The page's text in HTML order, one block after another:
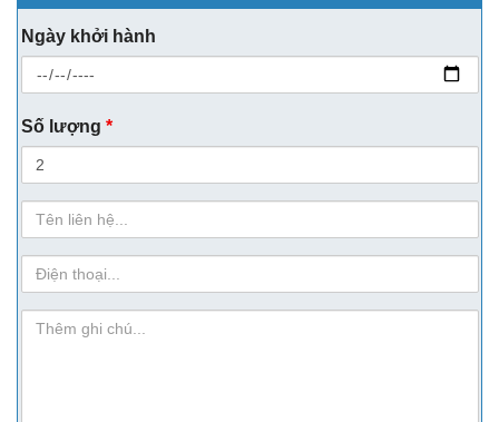
Ngày khởi hành
Số lượng *
Họ
Tên
sdt
ghi-